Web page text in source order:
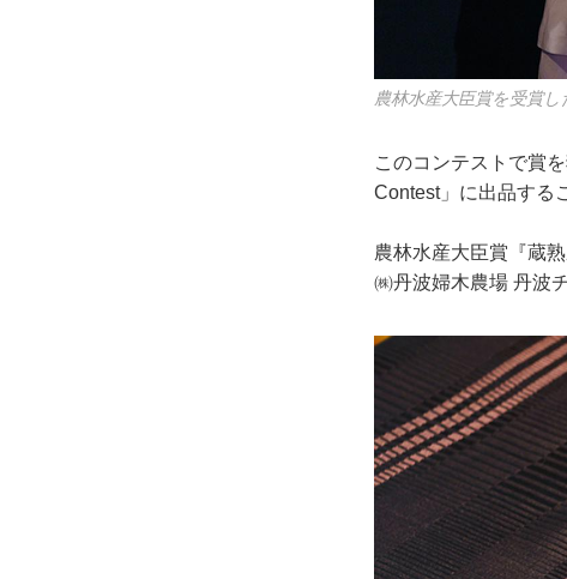
農林水産大臣賞を受賞
このコンテストで賞
Contest」に出品する
農林水産大臣賞『蔵
㈱丹波婦木農場 丹波